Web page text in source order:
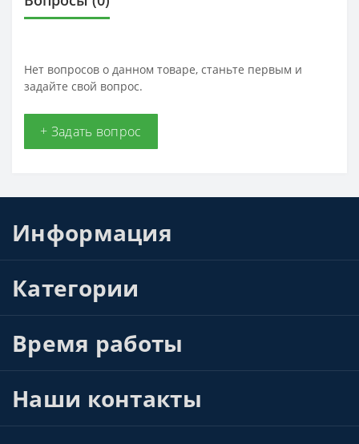
Нет вопросов о данном товаре, станьте первым и
задайте свой вопрос.
+ Задать вопрос
Информация
Категории
Время работы
Наши контакты